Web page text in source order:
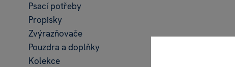
Psací potřeby
Propisky
Zvýrazňovače
Pouzdra a doplňky
Kolekce